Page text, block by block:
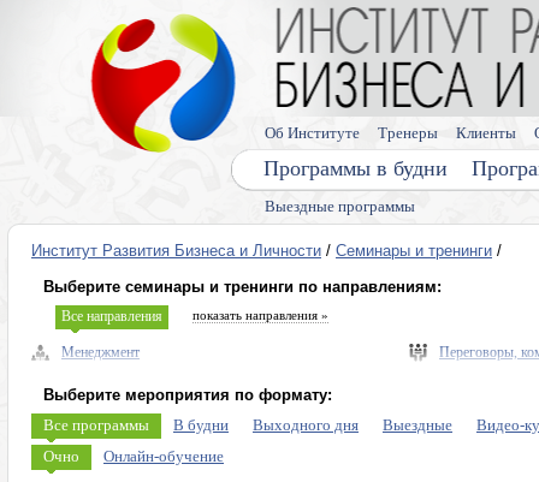
Выездные программы
Программы в будни
Об Институте Тренеры Клиенты
Институт Развития Бизнеса и Личности / Семинары и тренинги /
Выберите семинары и тренинги по направлениям:
Все направления показать направления »
Менеджмент
Безопасность бизнеса, риски
Экономика, право
Налоговое планирование
Переговоры,
Выберите мероприятия по формату:
Все программы
В будни Выходного дня Выездные
Видео-
Очно
Онлайн-обучение